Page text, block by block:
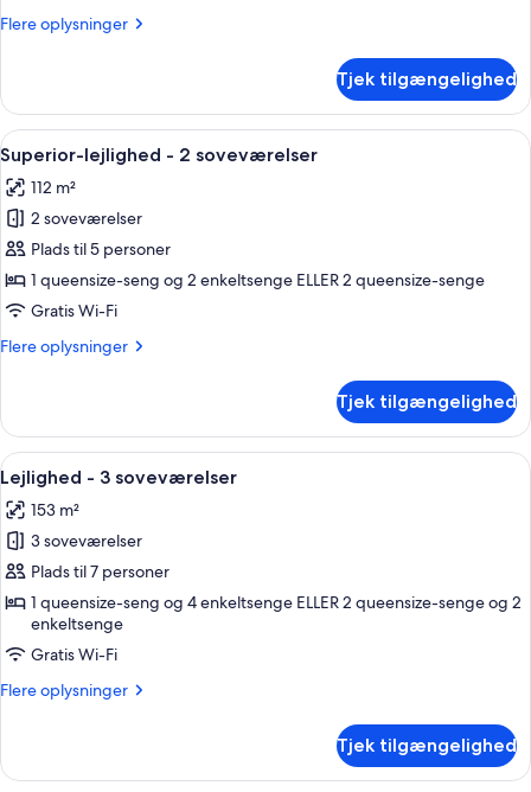
soveværelse
Flere oplysninger
Flere
lejlighed
1
soveværelse
Tjek tilgængelighed
Indlæs
alle
billeder
af
Superior-
lejlighed
-
soveværelser
En moderne stue med sofasæt, et
9
Superior-lejlighed - 2 soveværelser
112 m²
2 soveværelser
Plads til 5 personer
1 queensize-seng og 2 enkeltsenge ELLER 2 queensize-senge
Gratis Wi-Fi
Flere oplysninger
Flere
lejlighed
2
soveværelser
Tjek tilgængelighed
Indlæs
alle
billeder
af
Lejlighed
-
soveværelser
Et moderne hotelværelse med en
6
Lejlighed - 3 soveværelser
153 m²
3 soveværelser
Plads til 7 personer
1 queensize-seng og 4 enkeltsenge ELLER 2 queensize-senge og 2
enkeltsenge
Gratis Wi-Fi
Flere oplysninger
Flere
-
Tjek tilgængelighed